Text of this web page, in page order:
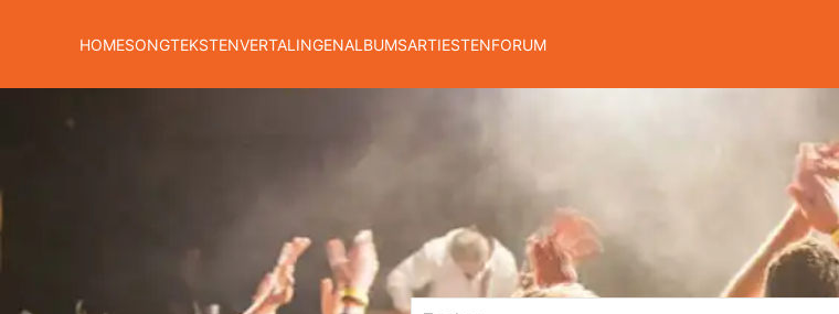
HOMESONGTEKSTENVERTALINGENALBUMSARTIESTENFORUM